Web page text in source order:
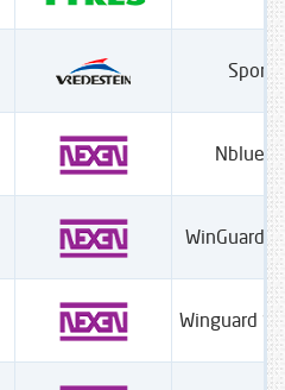
Nblue
WinGuard
Winguard